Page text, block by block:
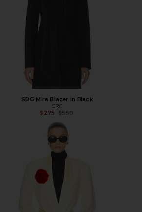
SRG Mira Blazer in Black
SRG
$275 Предыдущая цена:
$550